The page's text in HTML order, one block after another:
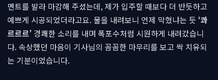
멘트를 발라 마감해 주셨는데, 제가 입주할 때보다 더 반듯하고
예쁘게 시공되었더라고요. 물을 내려보니 언제 막혔냐는 듯 ‘콰
르르르’ 경쾌한 소리를 내며 폭포수처럼 시원하게 내려갔습니
다. 속상했던 마음이 기사님의 꼼꼼한 마무리를 보고 싹 치유되
는 기분이었습니다.